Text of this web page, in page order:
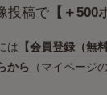
投稿で【＋500
は 【会員登録（無
から （マイページ